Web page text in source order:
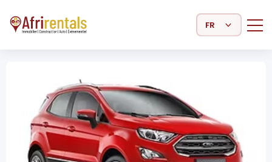
Select Language